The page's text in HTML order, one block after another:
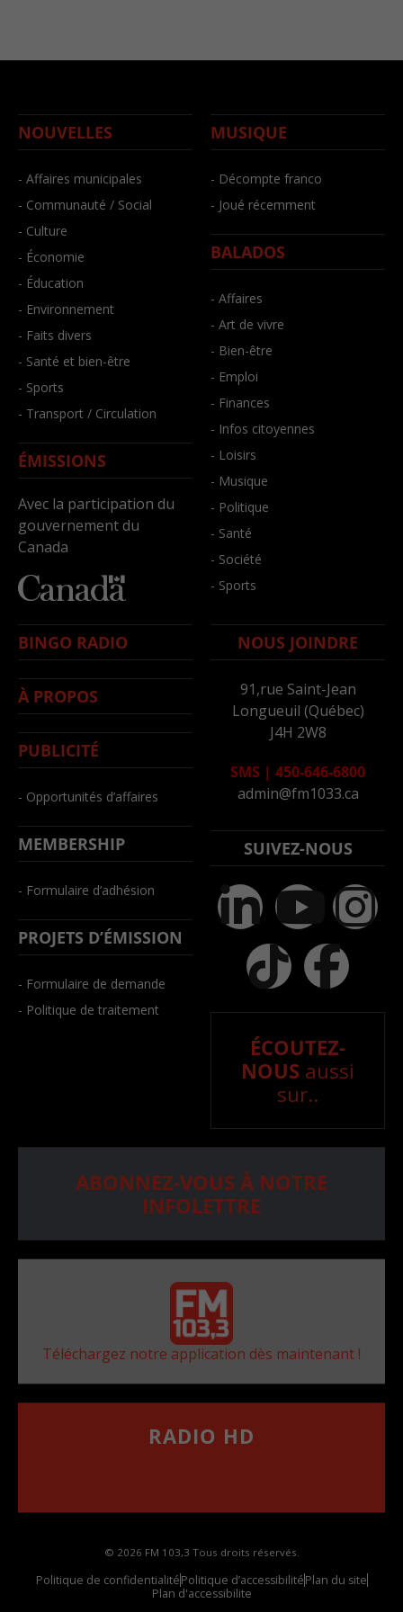
NOUVELLES
- Affaires municipales
- Communauté / Social
- Culture
- Économie
- Éducation
- Environnement
- Faits divers
- Santé et bien-être
- Sports
- Transport / Circulation
ÉMISSIONS
Avec la participation du
gouvernement du
Canada
MUSIQUE
- Décompte franco
- Joué récemment
BALADOS
- Affaires
- Art de vivre
- Bien-être
- Emploi
- Finances
- Infos citoyennes
- Loisirs
- Musique
- Politique
- Santé
- Société
- Sports
BINGO RADIO
À PROPOS
PUBLICITÉ
- Opportunités d’affaires
MEMBERSHIP
- Formulaire d’adhésion
PROJETS D’ÉMISSION
- Formulaire de demande
- Politique de traitement
NOUS JOINDRE
91,rue Saint-Jean
Longueuil (Québec)
J4H 2W8
SMS | 450-646-6800
admin@fm1033.ca
SUIVEZ-NOUS
ÉCOUTEZ-
NOUS aussi
sur..
ABONNEZ-VOUS À NOTRE
INFOLETTRE
Téléchargez notre application dès maintenant !
RADIO HD
© 2026 FM 103,3 Tous droits réservés.
Politique de confidentialitéPolitique d’accessibilitéPlan du site
Plan d'accessibilite